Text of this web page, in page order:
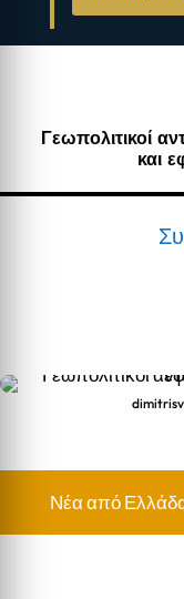
Γεωπολιτικοί
και
Νέα από